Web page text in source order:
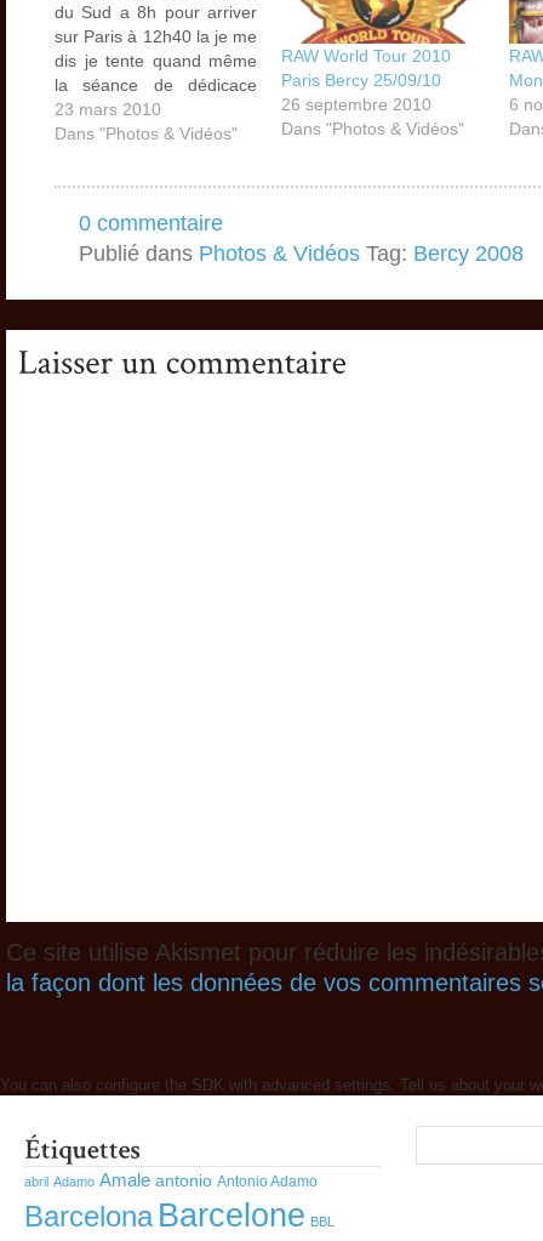
du Sud a 8h pour arriver
sur Paris à 12h40 la je me
dis je tente quand même
la séance de dédicace
avec Matt Hardy et Ève
donc je prend le RER A de
défense ~ 15 minutes
23 mars 2010
Dans "Photos & Vidéos"
RAW World Tour 2010
Paris Bercy 25/09/10
26 septembre 2010
Dans "Photos & Vidéos"
6
0 commentaire
Publié dans Photos & Vidéos Tag: Bercy 2008
Ce site utilise Akismet pour réduire les
la façon dont les données de vos commentaires
You can also configure the SDK with advanced settings. Tell us about your
abril Adamo Amale antonio Antonio Adamo
Barcelona Barcelone BBL